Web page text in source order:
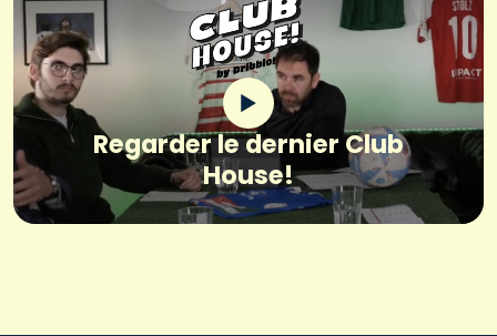
Regarder le dernier Club
House!